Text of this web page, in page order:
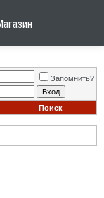
Запомнить?
Поиск